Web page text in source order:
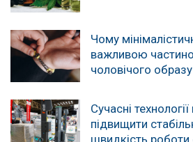
Чому
важливою
чоловічого образу
Сучасні
підвищити
швидкість роботи